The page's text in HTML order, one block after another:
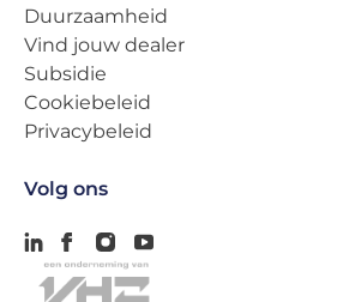
Duurzaamheid
Vind jouw dealer
Subsidie
Cookiebeleid
Privacybeleid
Volg ons